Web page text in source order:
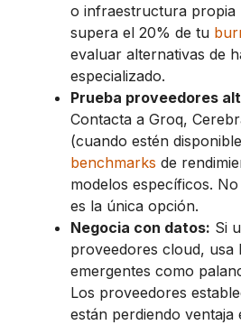
o infraestructura propia
supera el 20% de tu
evaluar alternativas de
especializado.
Prueba proveedores
Contacta a Groq,
(cuando estén
benchmarks de
modelos específicos.
es la única opción.
Negocia con datos: Si
proveedores cloud, usa
emergentes como
Los proveedores
están perdiendo ventaja